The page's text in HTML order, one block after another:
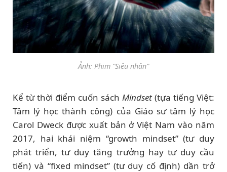
Ảnh: Phim “Siêu nhân”
Kể từ thời điểm cuốn sách Mindset (tựa tiếng Việt:
Tâm lý học thành công) của Giáo sư tâm lý học
Carol Dweck được xuất bản ở Việt Nam vào năm
2017, hai khái niệm “growth mindset” (tư duy
phát triển, tư duy tăng trưởng hay tư duy cầu
tiến) và “fixed mindset” (tư duy cố định) dần trở